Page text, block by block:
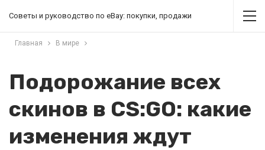
Советы и руководство по eBay: покупки, продажи
Главная В мире
Подорожание всех
скинов в CS:GO: какие
изменения ждут